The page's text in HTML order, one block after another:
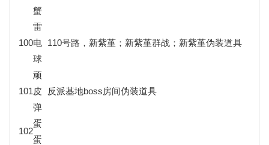
蟹
100
雷
电
球
110号路，新紫堇；新紫堇群战；新紫堇伪装道具
101
顽
皮
弹
反派基地boss房间伪装道具
102
蛋
蛋